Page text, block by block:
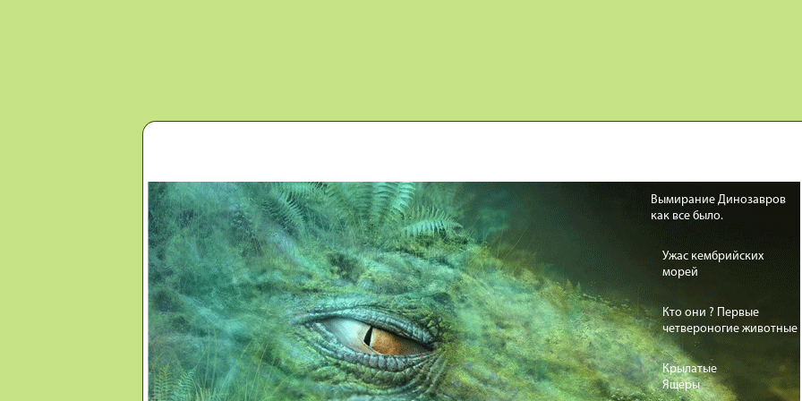
Вымирание Динозавров
как все было.
Ужас кембрийских
морей
Кто они ? Первые
четвероногие животные
Крылатые
Ящеры